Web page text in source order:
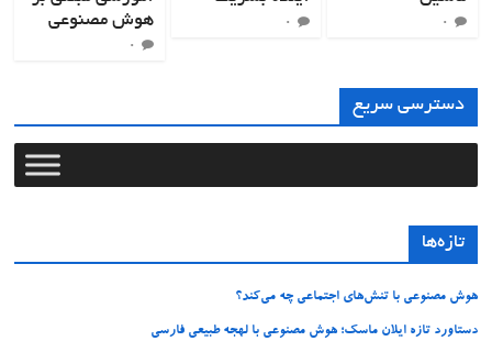
۰ ۰
هوش مصنوعی
۰
دسترسی سریع
تازه‌ها
هوش مصنوعی با تنش‌های اجتماعی چه می‌کند؟
دستاورد تازه ایلان ماسک؛ هوش مصنوعی با لهجه طبیعی فارسی